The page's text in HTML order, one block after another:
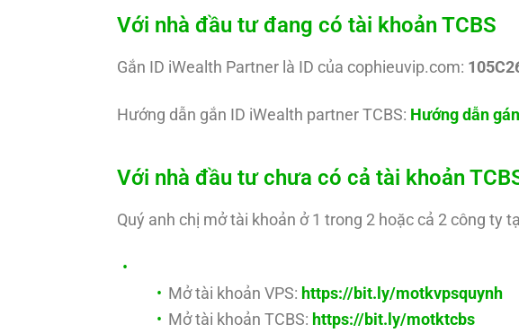
Với nhà đầu tư đang có tài khoản TCBS
Gắn ID iWealth Partner là ID của cophieuvip.com:
Hướng dẫn gắn ID iWealth partner TCBS: Hướng dẫn
Với nhà đầu tư chưa có cả tài khoản
Quý anh chị mở tài khoản ở 1 trong 2 hoặc cả 2 công ty
Mở tài khoản VPS: https://bit.ly/motkvpsquynh
Mở tài khoản TCBS: https://bit.ly/motktcbs